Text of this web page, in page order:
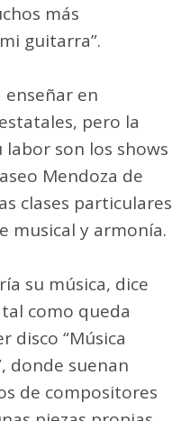
más
guitarra”.
en
pero la
son los shows
Mendoza de
clases particulares
musical y armonía.
su música, dice
como queda
disco “Música
donde suenan
de compositores